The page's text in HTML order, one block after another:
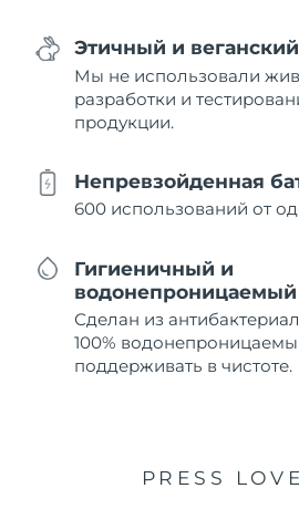
Этичный и веганский
Мы не использовали
разработки и
продукции.
Непревзойденная
600 использований от
Гигиеничный и
водонепроницаемый
Сделан из
100%
поддерживать в чистоте.
PRESS